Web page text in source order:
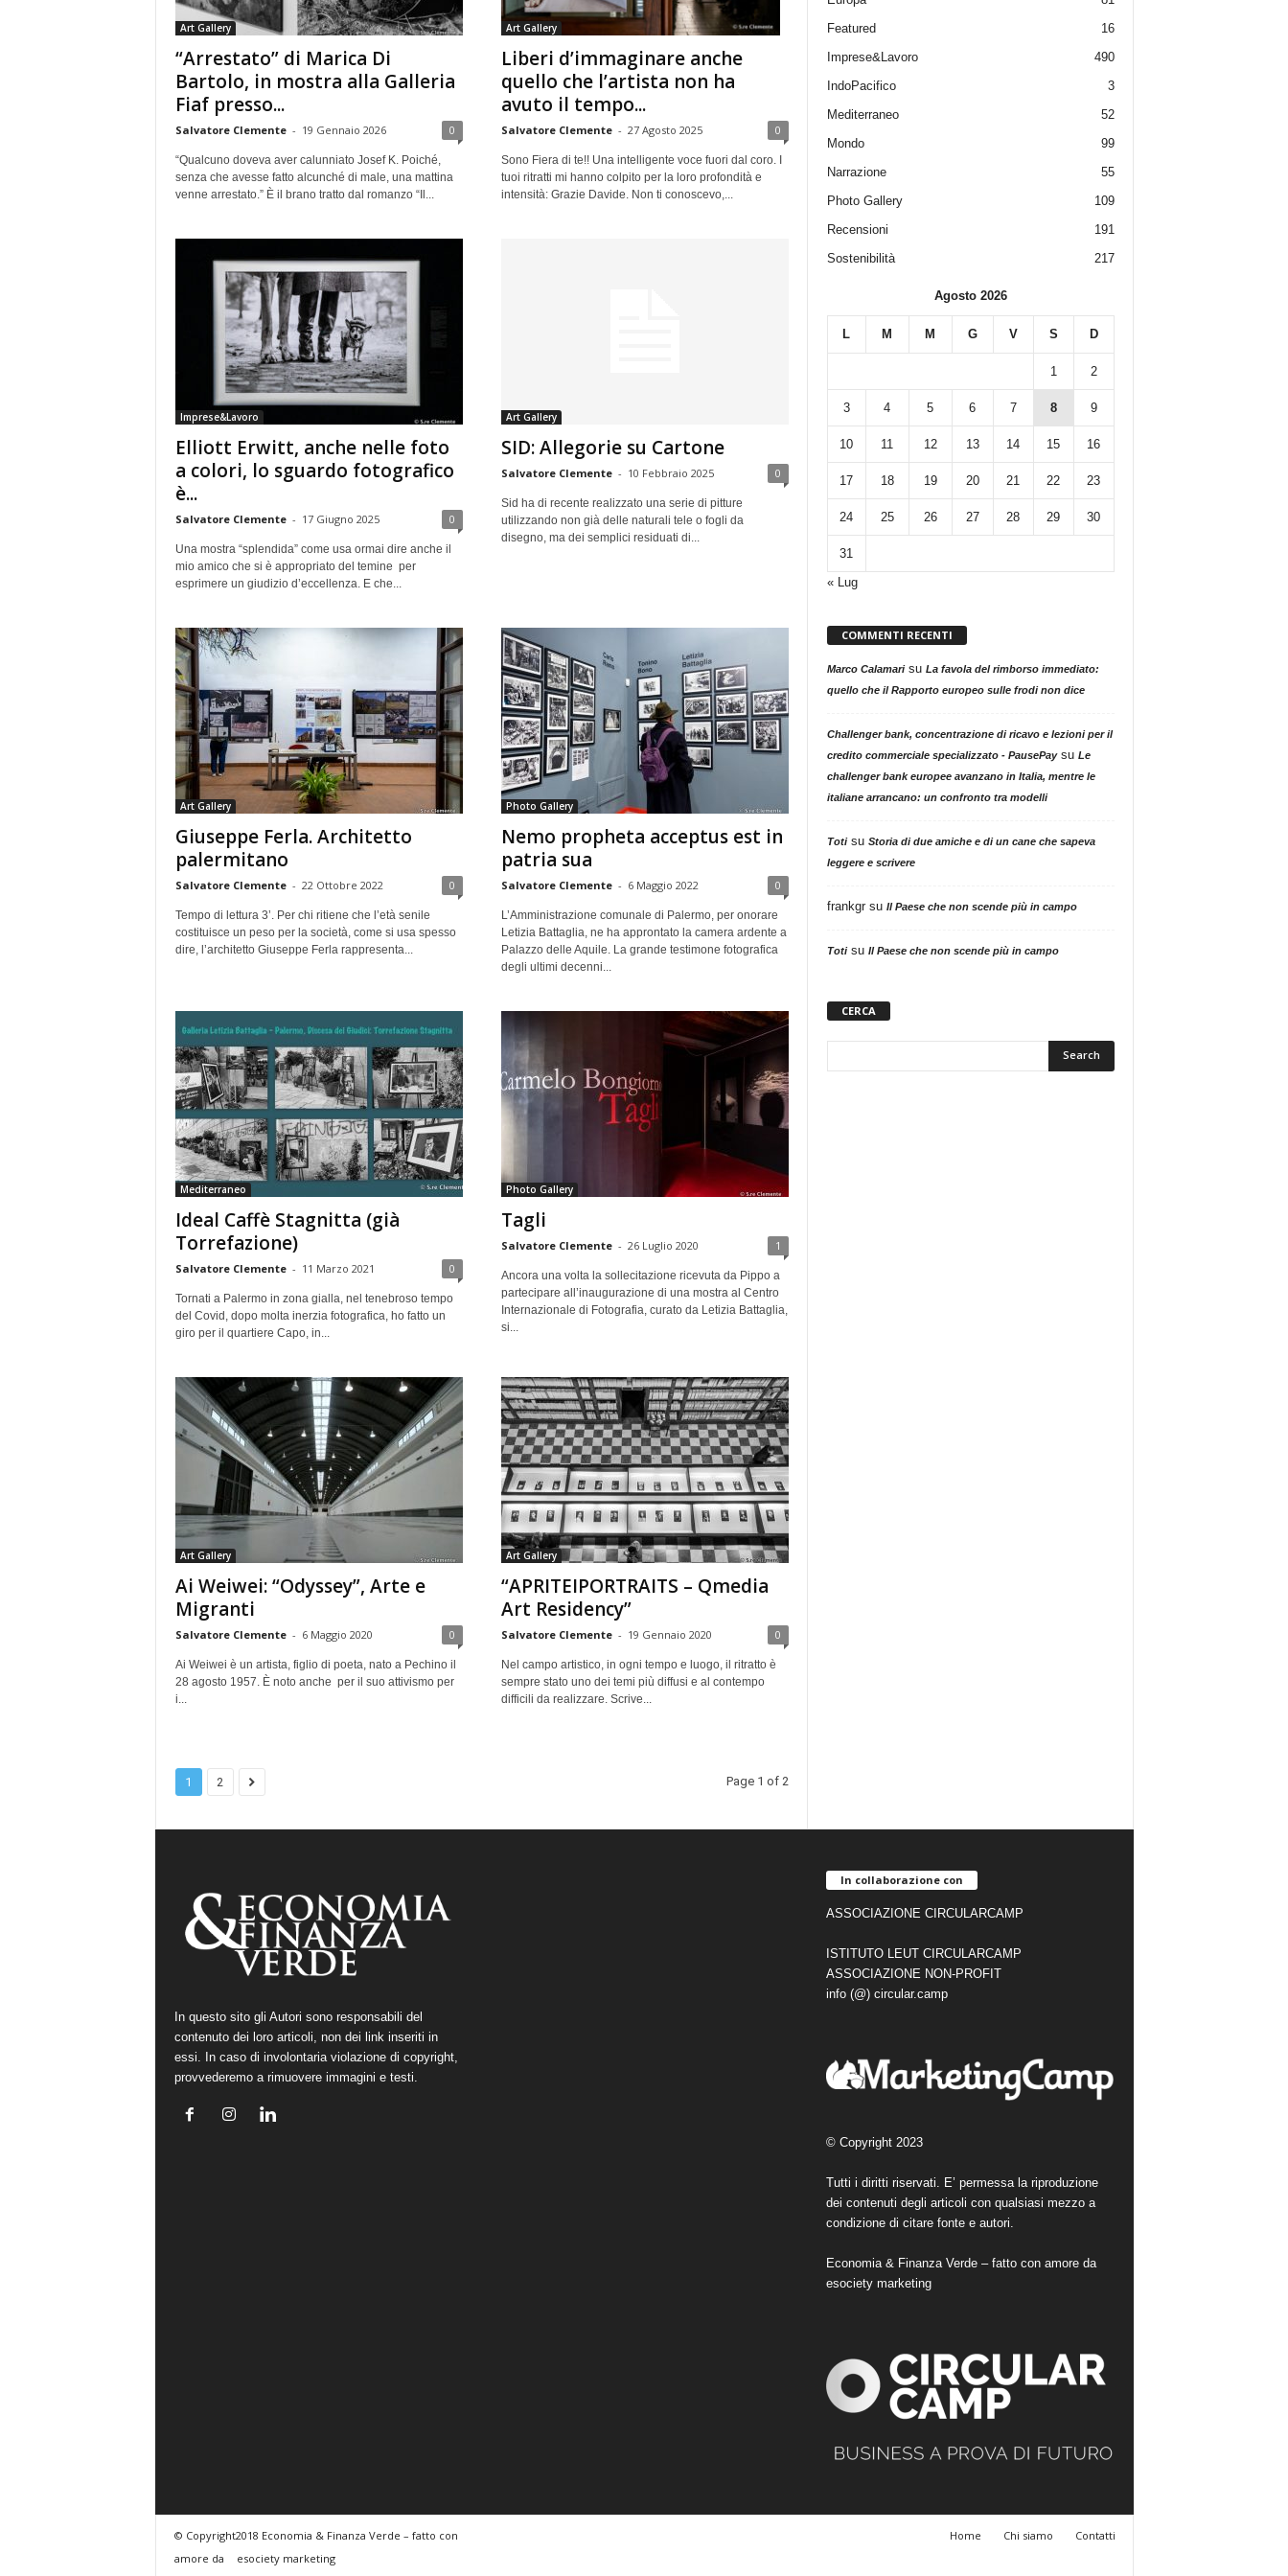
Art Gallery
“Arrestato” di Marica Di
Bartolo, in mostra alla Galleria
Fiaf presso...
Salvatore Clemente - 19 Gennaio 2026 0
“Qualcuno doveva aver calunniato Josef K. Poiché,
senza che avesse fatto alcunché di male, una mattina
venne arrestato.” È il brano tratto dal romanzo “Il...
Art Gallery
Liberi d’immaginare anche
quello che l’artista non ha
avuto il tempo...
Salvatore Clemente - 27 Agosto 2025 0
Sono Fiera di te!! Una intelligente voce fuori dal coro. I
tuoi ritratti mi hanno colpito per la loro profondità e
intensità: Grazie Davide. Non ti conoscevo,...
Imprese&Lavoro
Elliott Erwitt, anche nelle foto
a colori, lo sguardo fotografico
è...
Salvatore Clemente - 17 Giugno 2025 0
Una mostra “splendida” come usa ormai dire anche il
mio amico che si è appropriato del temine per
esprimere un giudizio d’eccellenza. E che...
Art Gallery
SID: Allegorie su Cartone
Salvatore Clemente - 10 Febbraio 2025 0
Sid ha di recente realizzato una serie di pitture
utilizzando non già delle naturali tele o fogli da
disegno, ma dei semplici residuati di...
Art Gallery
Giuseppe Ferla. Architetto
palermitano
Salvatore Clemente - 22 Ottobre 2022 0
Tempo di lettura 3’. Per chi ritiene che l’età senile
costituisce un peso per la società, come si usa spesso
dire, l’architetto Giuseppe Ferla rappresenta...
Photo Gallery
Nemo propheta acceptus est in
patria sua
Salvatore Clemente - 6 Maggio 2022 0
L’Amministrazione comunale di Palermo, per onorare
Letizia Battaglia, ne ha approntato la camera ardente a
Palazzo delle Aquile. La grande testimone fotografica
degli ultimi decenni...
Mediterraneo
Ideal Caffè Stagnitta (già
Torrefazione)
Salvatore Clemente - 11 Marzo 2021 0
Tornati a Palermo in zona gialla, nel tenebroso tempo
del Covid, dopo molta inerzia fotografica, ho fatto un
giro per il quartiere Capo, in...
Photo Gallery
Tagli
Salvatore Clemente - 26 Luglio 2020 1
Ancora una volta la sollecitazione ricevuta da Pippo a
partecipare all’inaugurazione di una mostra al Centro
Internazionale di Fotografia, curato da Letizia Battaglia,
si...
Art Gallery
Ai Weiwei: “Odyssey”, Arte e
Migranti
Salvatore Clemente - 6 Maggio 2020 0
Ai Weiwei è un artista, figlio di poeta, nato a Pechino il
28 agosto 1957. È noto anche per il suo attivismo per
i...
Art Gallery
“APRITEIPORTRAITS – Qmedia
Art Residency”
Salvatore Clemente - 19 Gennaio 2020 0
Nel campo artistico, in ogni tempo e luogo, il ritratto è
sempre stato uno dei temi più diffusi e al contempo
difficili da realizzare. Scrive...
1 2 Page 1 of 2
Featured
16
Imprese&Lavoro
490
IndoPacifico
3
Mediterraneo
52
Mondo
99
Narrazione
55
Photo Gallery
109
Recensioni
191
Sostenibilità
217
Agosto 2026
L M M G V S D
1 2
3 4 5 6 7 8 9
10 11 12 13 14 15 16
17 18 19 20 21 22 23
24 25 26 27 28 29 30
31
« Lug
COMMENTI RECENTI
Marco Calamarisu La favola del rimborso immediato:
quello che il Rapporto europeo sulle frodi non dice
Challenger bank, concentrazione di ricavo e lezioni per il
credito commerciale specializzato - PausePaysu Le
challenger bank europee avanzano in Italia, mentre le
italiane arrancano: un confronto tra modelli
Totisu Storia di due amiche e di un cane che sapeva
leggere e scrivere
frankgrsu Il Paese che non scende più in campo
Totisu Il Paese che non scende più in campo
CERCA
In questo sito gli Autori sono responsabili del
contenuto dei loro articoli, non dei link inseriti in
essi. In caso di involontaria violazione di copyright,
provvederemo a rimuovere immagini e testi.
In collaborazione con
ASSOCIAZIONE CIRCULARCAMP
ISTITUTO LEUT CIRCULARCAMP
ASSOCIAZIONE NON-PROFIT
info (@) circular.camp
© Copyright 2023
Tutti i diritti riservati. E’ permessa la riproduzione
dei contenuti degli articoli con qualsiasi mezzo a
condizione di citare fonte e autori.
Economia & Finanza Verde – fatto con amore da
esociety marketing
Home Chi siamo Contatti
© Copyright2018 Economia & Finanza Verde – fatto con
amore da
esociety marketing